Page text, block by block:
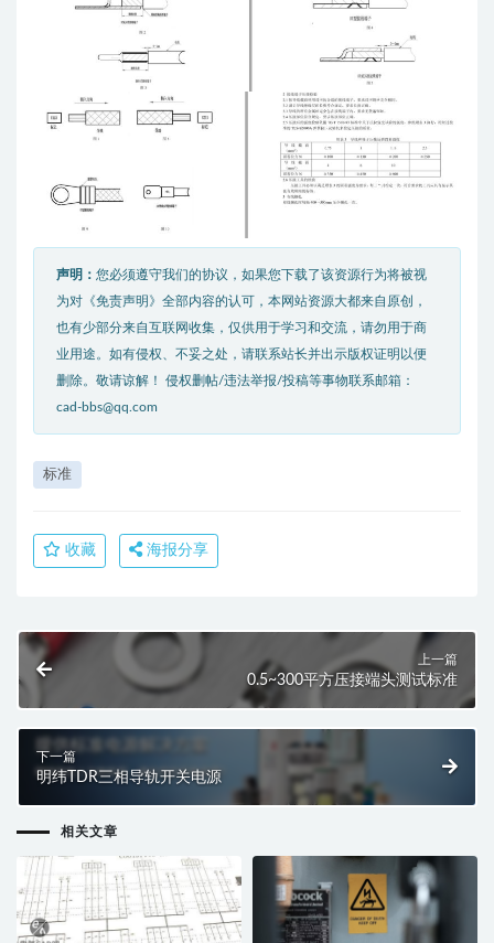
声明： 您必须遵守我们的协议，如果您下载了该资源行为将被视
为对《免责声明》全部内容的认可，本网站资源大都来自原创，
也有少部分来自互联网收集，仅供用于学习和交流，请勿用于商
业用途。如有侵权、不妥之处，请联系站长并出示版权证明以便
删除。敬请谅解！ 侵权删帖/违法举报/投稿等事物联系邮箱：
cad-bbs@qq.com
标准
收藏 海报分享
上一篇
0.5~300平方压接端头测试标准
下一篇
明纬TDR三相导轨开关电源
相关文章